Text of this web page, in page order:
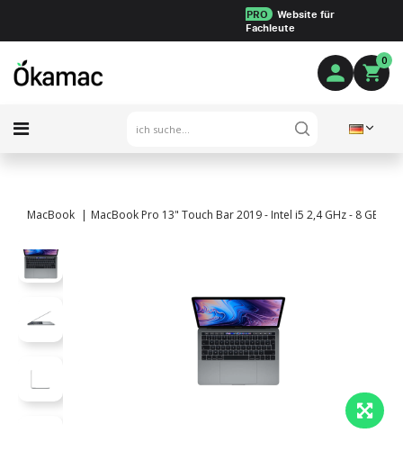
PRO
Website für
Fachleute
0
MacBook MacBook Pro 13" Touch Bar 2019 - Intel i5 2,4 GHz - 8 GB